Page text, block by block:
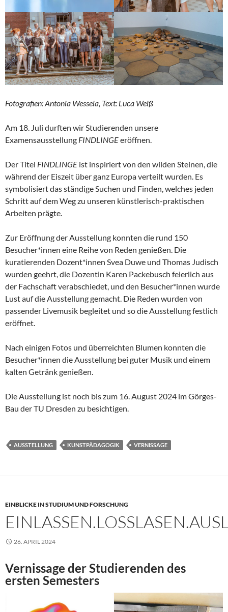
Fotografien: Antonia Wessela, Text: Luca Weiß
Am 18. Juli durften wir Studierenden unsere
Examensausstellung FINDLINGEeröffnen.
Der Titel FINDLINGE ist inspiriert von den wilden Steinen, die
während der Eiszeit über ganz Europa verteilt wurden. Es
symbolisiert das ständige Suchen und Finden, welches jeden
Schritt auf dem Weg zu unseren künstlerisch-praktischen
Arbeiten prägte.
Zur Eröffnung der Ausstellung konnten die rund 150
Besucher*innen eine Reihe von Reden genießen. Die
kuratierenden Dozent*innen Svea Duwe und Thomas Judisch
wurden geehrt, die Dozentin Karen Packebusch feierlich aus
der Fachschaft verabschiedet, und den Besucher*innen wurde
Lust auf die Ausstellung gemacht. Die Reden wurden von
passender Livemusik begleitet und so die Ausstellung festlich
eröffnet.
Nach einigen Fotos und überreichten Blumen konnten die
Besucher*innen die Ausstellung bei guter Musik und einem
kalten Getränk genießen.
Die Ausstellung ist noch bis zum 16. August 2024 im Görges-
Bau der TU Dresden zu besichtigen.
AUSSTELLUNG KUNSTPÄDAGOGIK VERNISSAGE
EINBLICKE IN STUDIUM UND FORSCHUNG
26. APRIL 2024
Vernissage der Studierenden des
ersten Semesters